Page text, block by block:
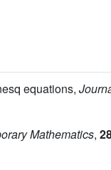
equations,
Mathematics,